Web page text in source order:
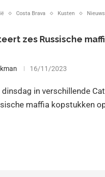
Costa Brava Kusten
Nieuws
zes Russische
16/11/2023
in verschillende
maffia kopstukken